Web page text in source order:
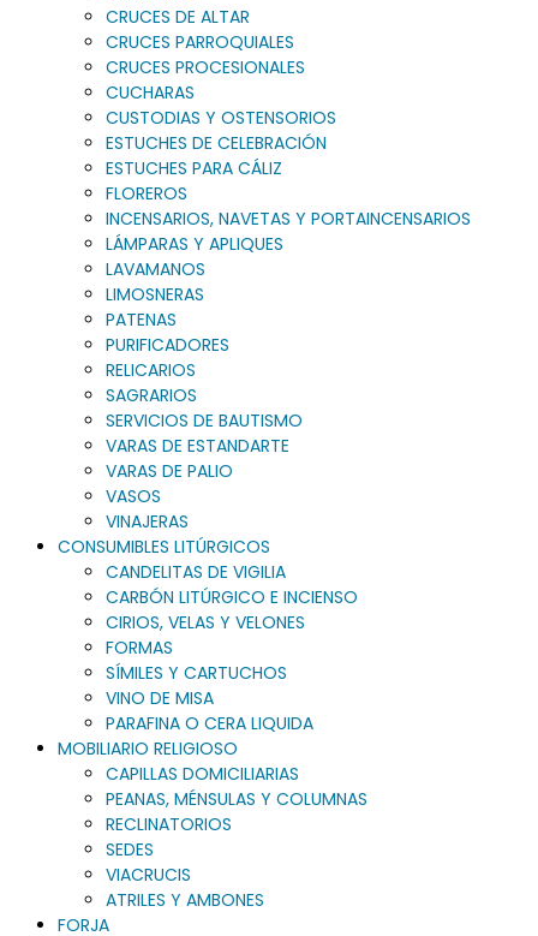
CRUCES DE ALTAR
CRUCES PARROQUIALES
CRUCES PROCESIONALES
CUCHARAS
CUSTODIAS Y OSTENSORIOS
ESTUCHES DE CELEBRACIÓN
ESTUCHES PARA CÁLIZ
FLOREROS
INCENSARIOS, NAVETAS Y PORTAINCENSARIOS
LÁMPARAS Y APLIQUES
LAVAMANOS
LIMOSNERAS
PATENAS
PURIFICADORES
RELICARIOS
SAGRARIOS
SERVICIOS DE BAUTISMO
VARAS DE ESTANDARTE
VARAS DE PALIO
VASOS
VINAJERAS
CONSUMIBLES LITÚRGICOS
CANDELITAS DE VIGILIA
CARBÓN LITÚRGICO E INCIENSO
CIRIOS, VELAS Y VELONES
FORMAS
SÍMILES Y CARTUCHOS
VINO DE MISA
PARAFINA O CERA LIQUIDA
MOBILIARIO RELIGIOSO
CAPILLAS DOMICILIARIAS
PEANAS, MÉNSULAS Y COLUMNAS
RECLINATORIOS
SEDES
VIACRUCIS
ATRILES Y AMBONES
FORJA